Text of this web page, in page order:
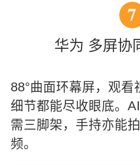
7
华为 多屏协
88°曲面环幕屏，观
细节都能尽收眼底。
需三脚架，手持亦能
频。